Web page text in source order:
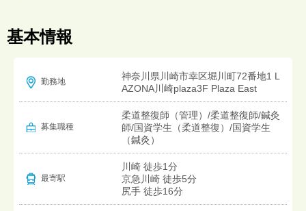
基本情報
勤務地
神奈川県川崎市幸区堀川町72番地1 L
AZONA川崎plaza3F Plaza East
募集職種
柔道整復師（管理）/柔道整復師/鍼灸
師/国資学生（柔道整復）/国資学生
（鍼灸）
最寄駅
川崎 徒歩1分
京急川崎 徒歩5分
尻手 徒歩16分